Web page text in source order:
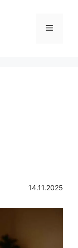
Menü
14.11.2025